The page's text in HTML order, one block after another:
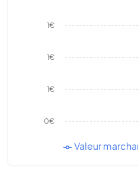
0€
1€
1€
1€
Valeur